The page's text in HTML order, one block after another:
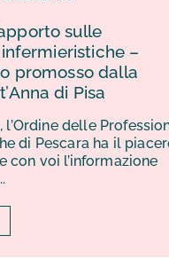
VI
VI
Partecipa alla
sostiene i
passeggiata...
Leggi di più